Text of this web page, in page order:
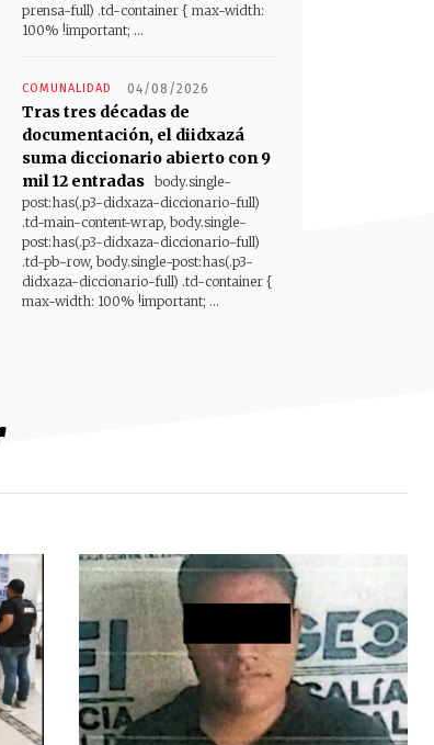
prensa-full) .td-container { max-width:
100% !important; ...
COMUNALIDAD 04/08/2026
Tras tres décadas de
documentación, el diidxazá
suma diccionario abierto con 9
mil 12 entradas body.single-
post:has(.p3-didxaza-diccionario-full)
.td-main-content-wrap, body.single-
post:has(.p3-didxaza-diccionario-full)
.td-pb-row, body.single-post:has(.p3-
didxaza-diccionario-full) .td-container {
max-width: 100% !important; ...